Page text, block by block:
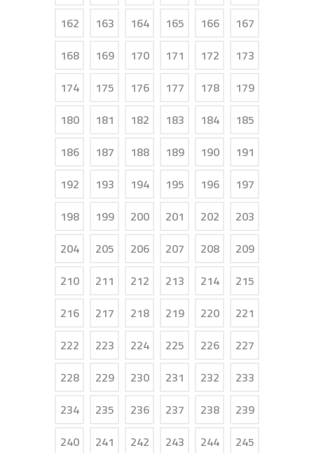
162
163 164 165 166
167
168
169 170 171 172
173
174
175 176 177 178
179
180
181 182 183 184
185
186
187 188 189 190
191
192
193 194 195 196
197
198
199 200 201 202
203
204
205 206 207 208
209
210
211 212 213 214
215
216
217 218 219 220
221
222
223 224 225 226
227
228
229 230 231 232
233
234
235 236 237 238
239
240
241 242 243 244 245